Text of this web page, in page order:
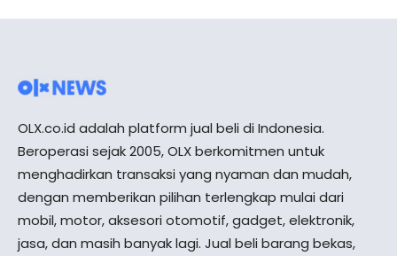
OLX.co.id adalah platform jual beli di Indonesia.
Beroperasi sejak 2005, OLX berkomitmen untuk
menghadirkan transaksi yang nyaman dan mudah,
dengan memberikan pilihan terlengkap mulai dari
mobil, motor, aksesori otomotif, gadget, elektronik,
jasa, dan masih banyak lagi. Jual beli barang bekas,